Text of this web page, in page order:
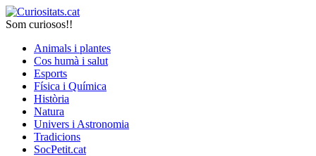
Som curiosos!!
Animals i plantes
Cos humà i salut
Esports
Física i Química
Història
Natura
Univers i Astronomia
Tradicions
SocPetit.cat